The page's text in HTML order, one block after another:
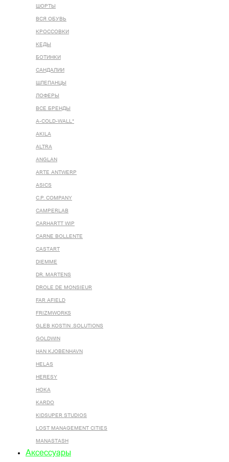
ШОРТЫ
ВСЯ ОБУВЬ
КРОССОВКИ
КЕДЫ
БОТИНКИ
САНДАЛИИ
ШЛЕПАНЦЫ
ЛОФЕРЫ
ВСЕ БРЕНДЫ
A-COLD-WALL*
AKILA
ALTRA
ANGLAN
ARTE ANTWERP
ASICS
C.P. COMPANY
CAMPERLAB
CARHARTT WIP
CARNE BOLLENTE
CASTART
DIEMME
DR. MARTENS
DROLE DE MONSIEUR
FAR AFIELD
FRIZMWORKS
GLEB KOSTIN .SOLUTIONS
GOLDWIN
HAN KJOBENHAVN
HELAS
HERESY
HOKA
KARDO
KIDSUPER STUDIOS
LOST MANAGEMENT CITIES
MANASTASH
Аксессуары